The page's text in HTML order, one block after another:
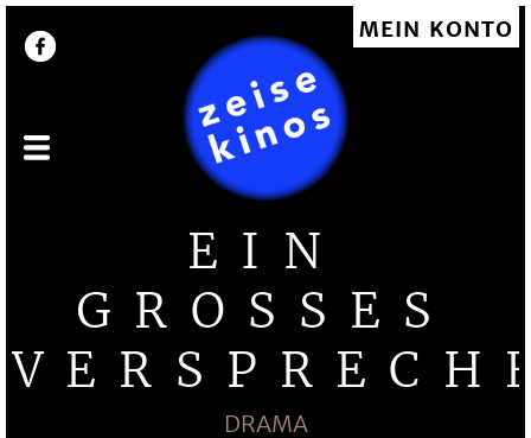
zum
Inhalt
User account menu MEIN KONTO
EIN
GROSSES V
DRAMA